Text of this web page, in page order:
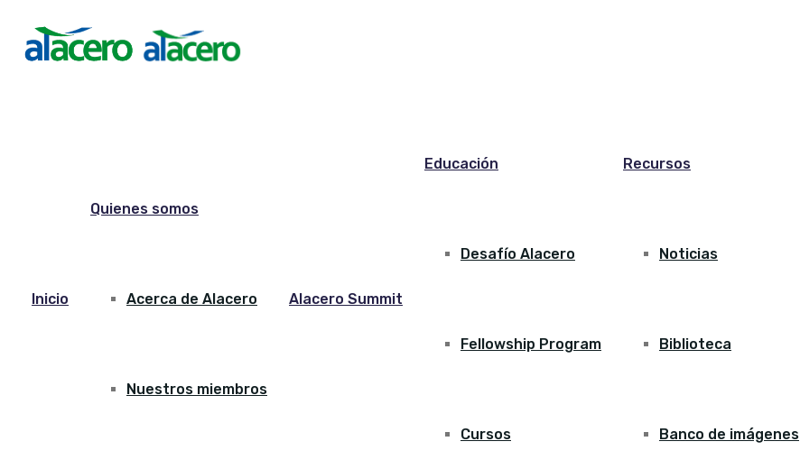
Inicio
Quienes somos
Acerca de Alacero
Nuestros miembros
Alacero Summit
Educación
Desafío Alacero
Fellowship Program
Cursos
Recursos
Noticias
Biblioteca
Banco de imágenes